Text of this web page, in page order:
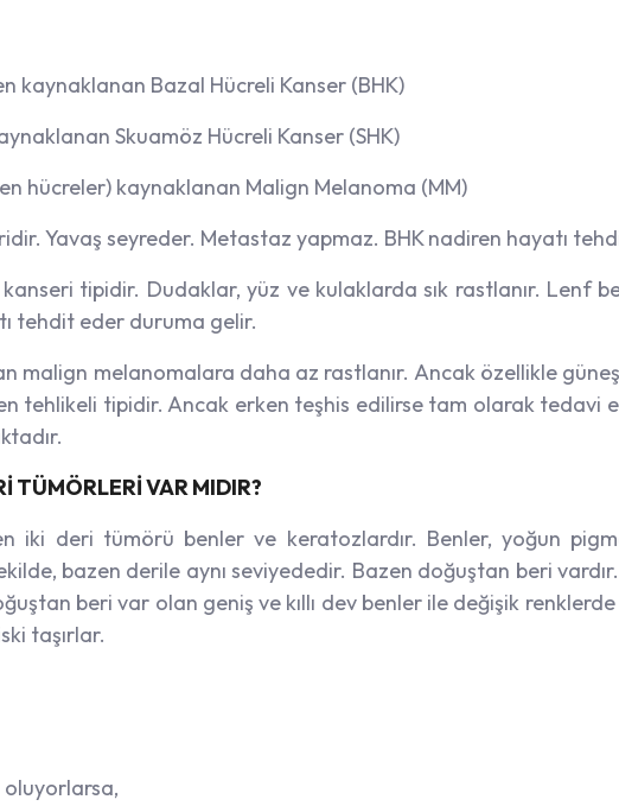
kaynaklanan Bazal Hücreli Kanser (BHK)
Skuamöz Hücreli Kanser (SHK)
hücreler) kaynaklanan Malign Melanoma (MM)
Yavaş seyreder. Metastaz yapmaz. BHK nadiren hayatı
tipidir. Dudaklar, yüz ve kulaklarda sık rastlanır. Lenf
tehdit eder duruma gelir.
malign melanomalara daha az rastlanır. Ancak özellikle
tehlikeli tipidir. Ancak erken teşhis edilirse tam olarak tedavi
TÜMÖRLERİ VAR MIDIR?
iki deri tümörü benler ve keratozlardır. Benler, yoğun
bazen derile aynı seviyededir. Bazen doğuştan beri
beri var olan geniş ve kıllı dev benler ile değişik
taşırlar.
oluyorlarsa,